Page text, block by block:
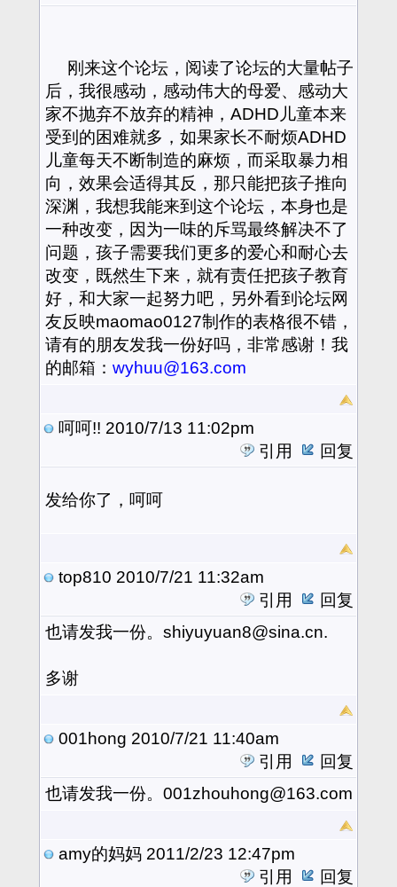
刚来这个论坛，阅读了论坛的大量帖子
后，我很感动，感动伟大的母爱、感动大
家不抛弃不放弃的精神，ADHD儿童本来
受到的困难就多，如果家长不耐烦ADHD
儿童每天不断制造的麻烦，而采取暴力相
向，效果会适得其反，那只能把孩子推向
深渊，我想我能来到这个论坛，本身也是
一种改变，因为一味的斥骂最终解决不了
问题，孩子需要我们更多的爱心和耐心去
改变，既然生下来，就有责任把孩子教育
好，和大家一起努力吧，另外看到论坛网
友反映maomao0127制作的表格很不错，
请有的朋友发我一份好吗，非常感谢！我
的邮箱： wyhuu@163.com
呵呵!! 2010/7/13 11:02pm
引用
回复
发给你了，呵呵
top810 2010/7/21 11:32am
引用
回复
也请发我一份。shiyuyuan8@sina.cn.
多谢
001hong 2010/7/21 11:40am
引用
回复
也请发我一份。001zhouhong@163.com
amy的妈妈 2011/2/23 12:47pm
引用
回复